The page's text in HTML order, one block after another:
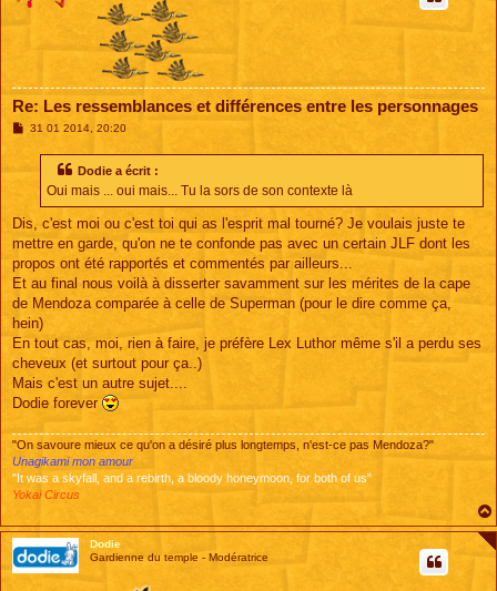
Re: Les ressemblances et différences entre les personnages
M31 01 2014, 20:20
Dodie a écrit :
Oui mais ... oui mais... Tu la sors de son contexte là
Dis, c'est moi ou c'est toi qui as l'esprit mal tourné? Je voulais juste te
mettre en garde, qu'on ne te confonde pas avec un certain JLF dont les
propos ont été rapportés et commentés par ailleurs...
Et au final nous voilà à disserter savamment sur les mérites de la cape
de Mendoza comparée à celle de Superman (pour le dire comme ça,
hein)
En tout cas, moi, rien à faire, je préfère Lex Luthor même s'il a perdu ses
cheveux (et surtout pour ça..)
Mais c'est un autre sujet....
Dodie forever
"On savoure mieux ce qu'on a désiré plus longtemps, n'est-ce pas Mendoza?"
Unagikami mon amour
"It was a skyfall, and a rebirth, a bloody honeymoon, for both of us"
Yokai Circus
Dodie
Gardienne du temple - Modératrice